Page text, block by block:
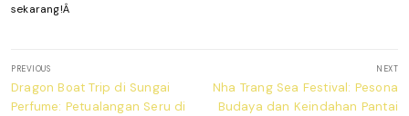
sekarang!Â
navigation
PREVIOUS
Previous
post:
Dragon Boat Trip di Sungai
Perfume: Petualangan Seru di
NEXT
Next
post:
Nha Trang Sea Festival: Pesona
Budaya dan Keindahan Pantai